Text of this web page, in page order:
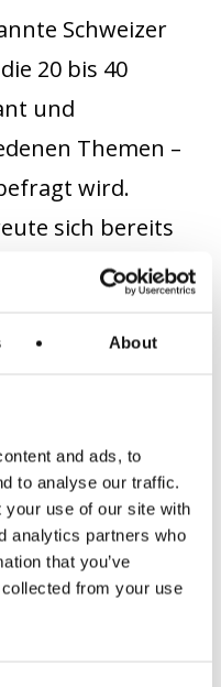
About
and ads, to
to analyse our traffic.
your use of our site with
analytics partners who
that you’ve
from your use
Schweizer
20 bis 40
und
Themen –
wird.
sich bereits
unterhaltsamen
in die zweite
natürlich
LIDL nicht nur
Von der
,
bis zur Post